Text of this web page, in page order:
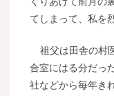
てしまって、私を
祖父は田舎の村
合室にはる分だっ
社などから毎年き